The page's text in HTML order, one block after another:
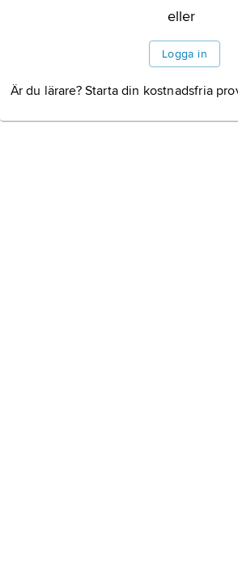
eller
Logga in
Är du lärare? Starta din kostnadsfria